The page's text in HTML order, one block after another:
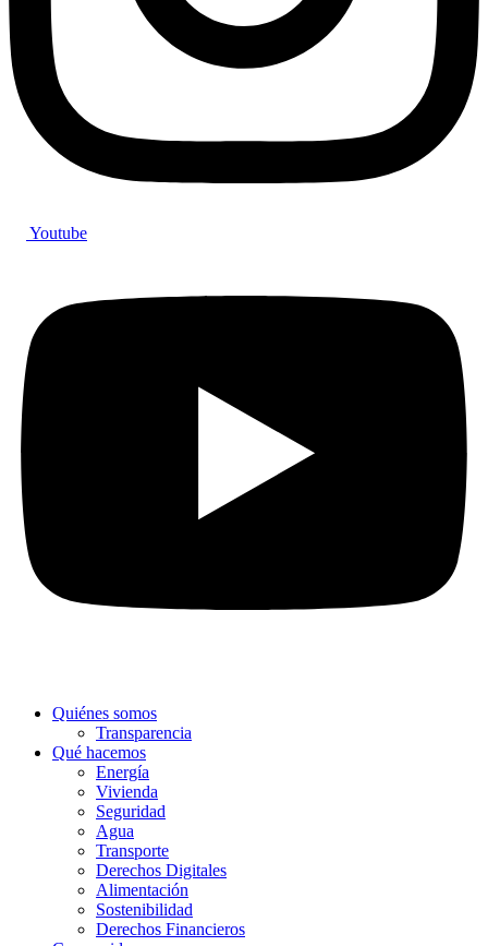
Youtube
Quiénes somos
Transparencia
Qué hacemos
Energía
Vivienda
Seguridad
Agua
Transporte
Derechos Digitales
Alimentación
Sostenibilidad
Derechos Financieros